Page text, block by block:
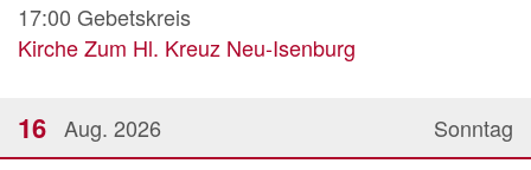
17:00 Gebetskreis
Kirche Zum Hl. Kreuz Neu-Isenburg
Sonntag
16 Aug. 2026